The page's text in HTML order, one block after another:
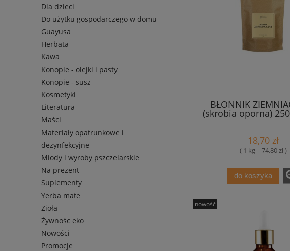
Dla dzieci
Do użytku gospodarczego w domu
Guayusa
Herbata
Kawa
Konopie - olejki i pasty
Konopie - susz
Kosmetyki
Literatura
Maści
Materiały opatrunkowe i
dezynfekcyjne
Miody i wyroby pszczelarskie
Na prezent
Suplementy
Yerba mate
Zioła
Żywnośc eko
Nowości
Promocje
BŁONNIK
(skrobia oporna)
Planet
18,70 zł
( 1 kg = 74,80 zł )
do koszyka
nowość